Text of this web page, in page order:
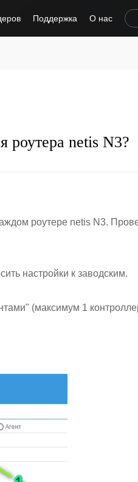
Поддержка О нас
роутера netis N3?
роутере netis N3.
настройки к заводским.
(максимум 1